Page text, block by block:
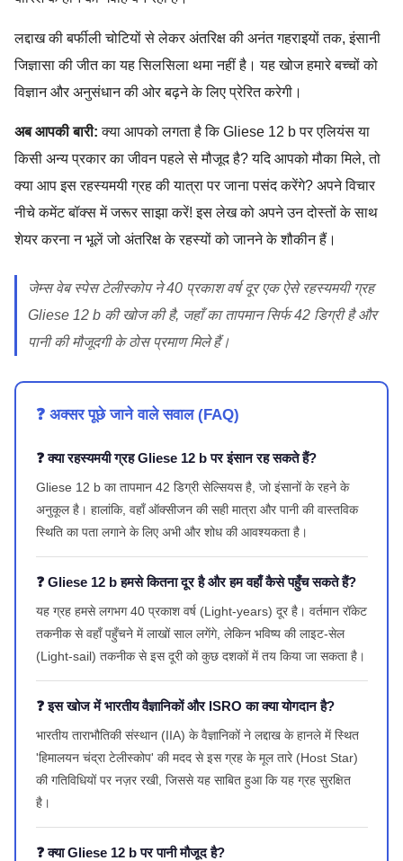
लद्दाख की बर्फीली चोटियों से लेकर अंतरिक्ष की अनंत गहराइयों तक, इंसानी
जिज्ञासा की जीत का यह सिलसिला थमा नहीं है। यह खोज हमारे बच्चों को
विज्ञान और अनुसंधान की ओर बढ़ने के लिए प्रेरित करेगी।
अब आपकी बारी: क्या आपको लगता है कि Gliese 12 b पर एलियंस या
किसी अन्य प्रकार का जीवन पहले से मौजूद है? यदि आपको मौका मिले, तो
क्या आप इस रहस्यमयी ग्रह की यात्रा पर जाना पसंद करेंगे? अपने विचार
नीचे कमेंट बॉक्स में जरूर साझा करें! इस लेख को अपने उन दोस्तों के साथ
शेयर करना न भूलें जो अंतरिक्ष के रहस्यों को जानने के शौकीन हैं।
जेम्स वेब स्पेस टेलीस्कोप ने 40 प्रकाश वर्ष दूर एक ऐसे रहस्यमयी ग्रह
Gliese 12 b की खोज की है, जहाँ का तापमान सिर्फ 42 डिग्री है और
पानी की मौजूदगी के ठोस प्रमाण मिले हैं।
❓ अक्सर पूछे जाने वाले सवाल (FAQ)
❓ क्या रहस्यमयी ग्रह Gliese 12 b पर इंसान रह सकते हैं?
Gliese 12 b का तापमान 42 डिग्री सेल्सियस है, जो इंसानों के रहने के
अनुकूल है। हालांकि, वहाँ ऑक्सीजन की सही मात्रा और पानी की वास्तविक
स्थिति का पता लगाने के लिए अभी और शोध की आवश्यकता है।
❓ Gliese 12 b हमसे कितना दूर है और हम वहाँ कैसे पहुँच सकते हैं?
यह ग्रह हमसे लगभग 40 प्रकाश वर्ष (Light-years) दूर है। वर्तमान रॉकेट
तकनीक से वहाँ पहुँचने में लाखों साल लगेंगे, लेकिन भविष्य की लाइट-सेल
(Light-sail) तकनीक से इस दूरी को कुछ दशकों में तय किया जा सकता है।
❓ इस खोज में भारतीय वैज्ञानिकों और ISRO का क्या योगदान है?
भारतीय ताराभौतिकी संस्थान (IIA) के वैज्ञानिकों ने लद्दाख के हानले में स्थित
'हिमालयन चंद्रा टेलीस्कोप' की मदद से इस ग्रह के मूल तारे (Host Star)
की गतिविधियों पर नज़र रखी, जिससे यह साबित हुआ कि यह ग्रह सुरक्षित
है।
❓ क्या Gliese 12 b पर पानी मौजूद है?